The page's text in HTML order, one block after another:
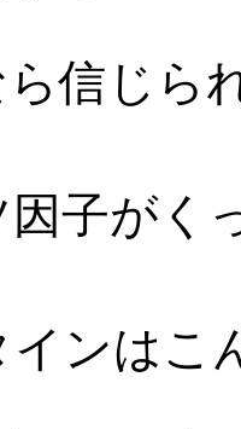
信じら
子がく
インはこ